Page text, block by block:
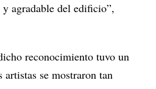
agradable del edificio”,
reconocimiento tuvo un
se mostraron tan